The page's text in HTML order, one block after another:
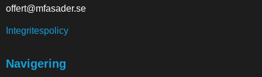
offert@mfasader.se
Integritespolicy
Navigering